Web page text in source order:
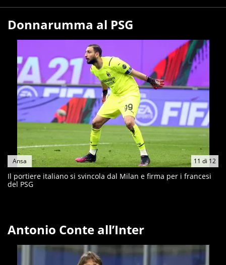
Donnarumma al PSG
11 di 12
Ansa
Il portiere italiano si svincola dal Milan e firma per i francesi
del PSG
Antonio Conte all’Inter